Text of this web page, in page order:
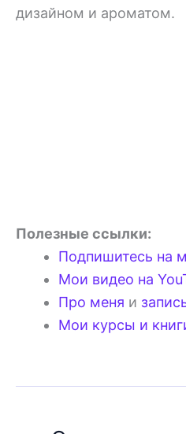
дизайном и ароматом.
Полезные ссылки:
Подпишитесь на
Мои видео на
Про меня и
Мои курсы и